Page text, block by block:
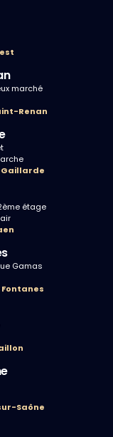
marché
Renan
étage
Gamas
Saône